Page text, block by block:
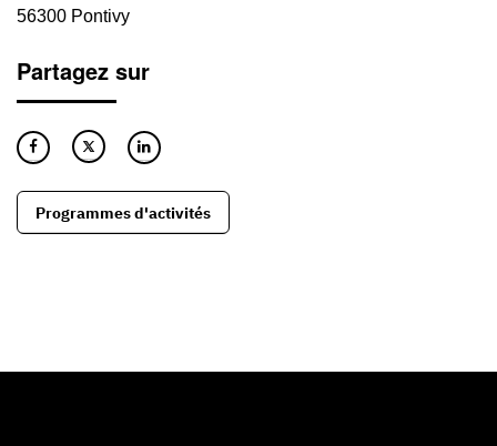
56300 Pontivy
Partagez sur
Programmes d'activités